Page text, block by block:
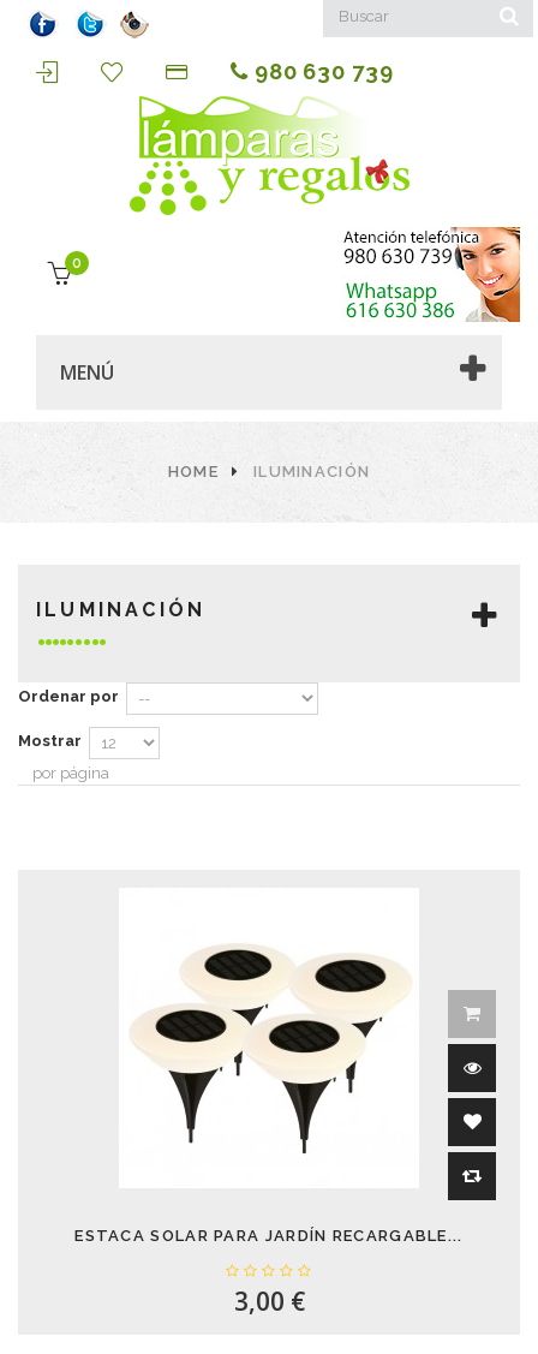
980 630 739
0
MENÚ
HOME ILUMINACIÓN
ILUMINACIÓN
Ordenar por
Mostrar
por página
ESTACA SOLAR PARA JARDÍN RECARGABLE...
3,00 €